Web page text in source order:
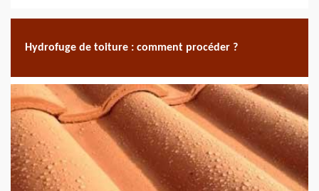
Hydrofuge de toiture : comment procéder ?